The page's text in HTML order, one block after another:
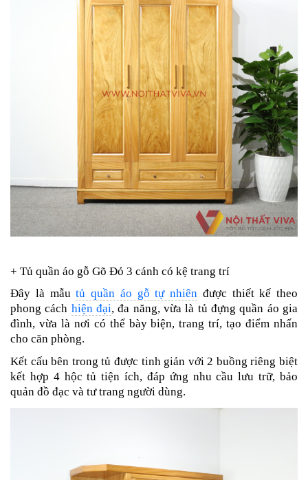
+ Tủ quần áo gỗ Gõ Đỏ 3 cánh có kệ trang trí
Đây là mẫutủ quần áo gỗ tự nhiên được thiết kế theo
phong cách hiện đại, đa năng, vừa là tủ đựng quần áo gia
đình, vừa là nơi có thể bày biện, trang trí, tạo điểm nhấn
cho căn phòng.
Kết cấu bên trong tủ được tinh giản với 2 buồng riêng biệt
kết hợp 4 hộc tủ tiện ích, đáp ứng nhu cầu lưu trữ, bảo
quản đồ đạc và tư trang người dùng.